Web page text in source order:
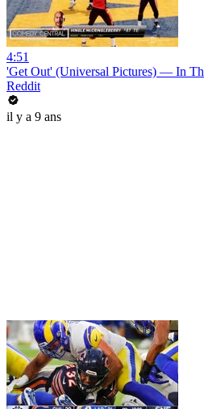
4:51
'Get Out' (Universal Pictures) — In
Reddit
il y a 9 ans